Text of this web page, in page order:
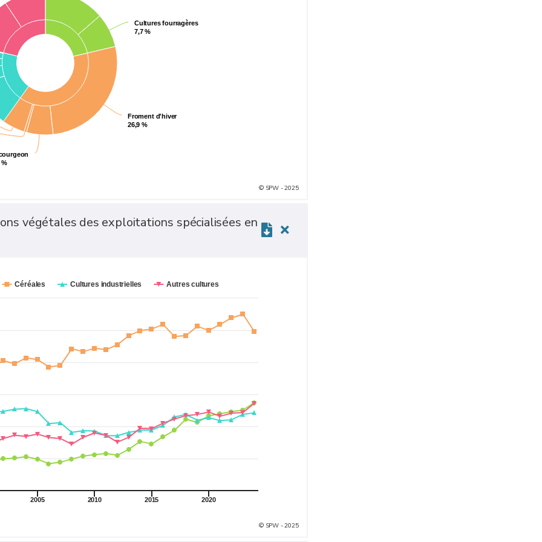
Cultures fourragères
7,7 %
Cultures fourragères
7,7 %
Froment d'hiver
26,9 %
Froment d'hiver
26,9 %
%
%
© SPW - 2025
végétales des exploitations spécialisées en
Céréales Cultures industrielles Autres cultures
2005 2010 2015 2020
© SPW - 2025